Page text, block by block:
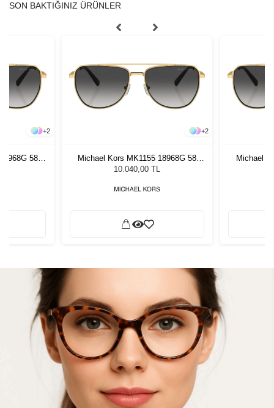
SON BAKTIĞINIZ ÜRÜNLER
+2
58
+2
Michael Kors MK1155 18968G 58
Unisex Güneş Gözlüğü
10.040,00 TL
Michael